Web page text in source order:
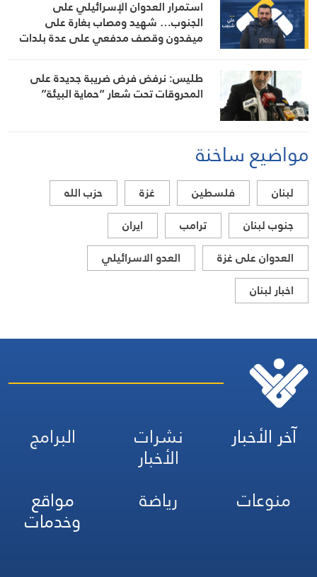
استمرار العدوان الإسرائيلي على
الجنوب… شهيد ومصاب بغارة على
ميفدون وقصف مدفعي على عدة بلدات
طليس: نرفض فرض ضريبة جديدة على
المحروقات تحت شعار “حماية البيئة”
مواضيع ساخنة
لبنان فلسطين غزة
حزب الله
جنوب لبنان
ترامب
ايران
العدوان على غزة
العدو الاسرائيلي
اخبار لبنان
آخر الأخبار نشرات
الأخبار
البرامج
منوعات
رياضة مواقع
وخدمات